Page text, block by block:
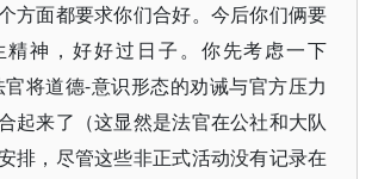
方面都要求你们合好。今后你们俩要
精神，好好过日子。你先考虑一下
官将道德-意识形态的劝诫与官方压力
起来了（这显然是法官在公社和大队
排，尽管这些非正式活动没有记录在